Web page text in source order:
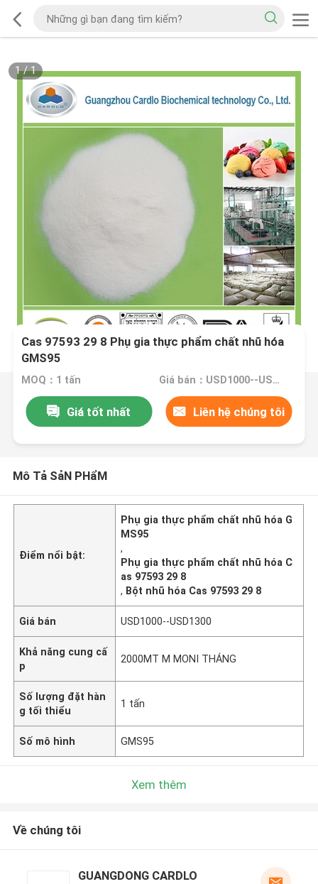
1/1
Cas 97593 29 8 Phụ gia thực phẩm chất nhũ hóa
GMS95
MOQ：1 tấn Giá bán：USD1000--USD1300
Giá tốt nhất Liên hệ chúng tôi
Mô Tả SảN PHẩM
Điểm nổi bật:
Phụ gia thực phẩm chất nhũ hóa G
MS95
,
Phụ gia thực phẩm chất nhũ hóa C
as 97593 29 8
, Bột nhũ hóa Cas 97593 29 8
Giá bán USD1000--USD1300
Khả năng cung cấ
p
2000MT M MONI THÁNG
Số lượng đặt hàn
g tối thiểu
1 tấn
Số mô hình GMS95
Xem thêm
Về chúng tôi
GUANGDONG CARDLO